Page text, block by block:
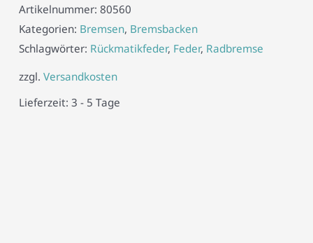
Artikelnummer: 80560
Kategorien: Bremsen, Bremsbacken
Schlagwörter: Rückmatikfeder, Feder, Radbremse
zzgl. Versandkosten
Lieferzeit: 3 - 5 Tage